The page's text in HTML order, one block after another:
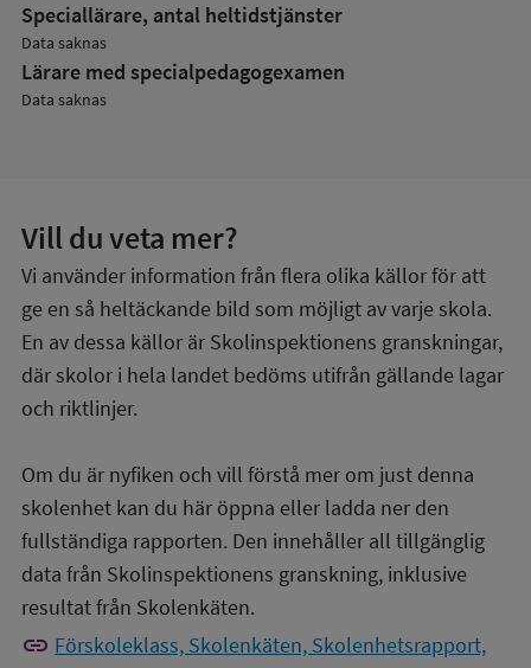
Speciallärare, antal heltidstjänster
Data saknas
Lärare med specialpedagog­examen
Data saknas
Vill du veta mer?
Vi använder information från flera olika källor för att
ge en så heltäckande bild som möjligt av varje skola.
En av dessa källor är Skolinspektionens granskningar,
där skolor i hela landet bedöms utifrån gällande lagar
och riktlinjer.
Om du är nyfiken och vill förstå mer om just denna
skolenhet kan du här öppna eller ladda ner den
fullständiga rapporten. Den innehåller all tillgänglig
data från Skolinspektionens granskning, inklusive
resultat från Skolenkäten.
link Förskoleklass, Skolenkäten, Skolenhetsrapport,